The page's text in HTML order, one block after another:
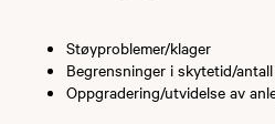
Støyproblemer/klager
Begrensninger i skytetid/
​Oppgradering/utvidelse av